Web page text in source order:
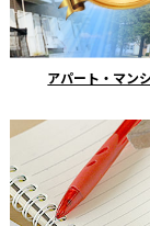
アパート・マン